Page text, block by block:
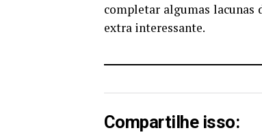
completar algumas lacunas
extra interessante.
Compartilhe isso: